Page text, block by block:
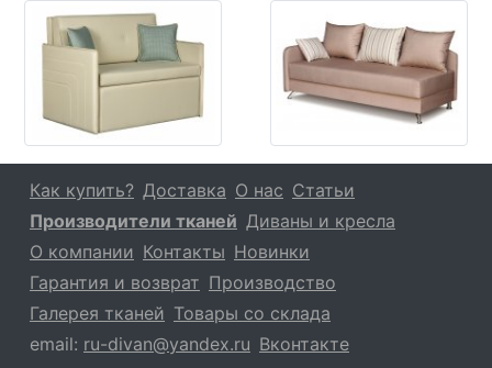
Как купить? Доставка О нас Статьи
Производители тканей Диваны и кресла
О компании Контакты Новинки
Гарантия и возврат Производство
Галерея тканей Товары со склада
email: ru-divan@yandex.ru Вконтакте